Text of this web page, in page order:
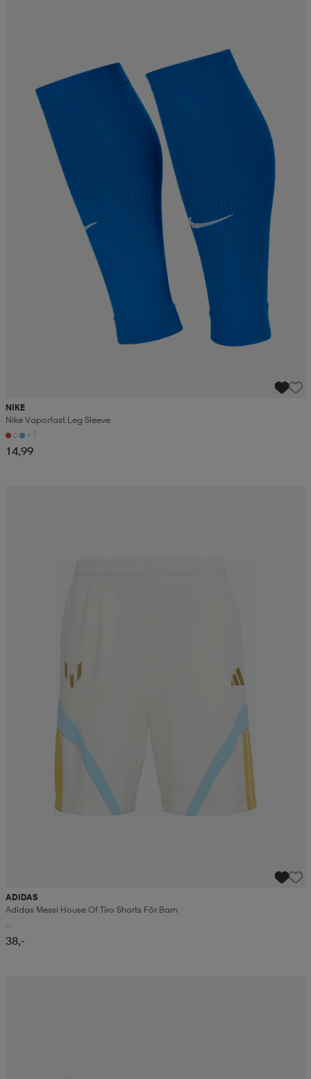
NIKE
Nike Vaporfast Leg Sleeve
+1
14,99
ADIDAS
Adidas Messi House Of Tiro Shorts För Barn
38,-